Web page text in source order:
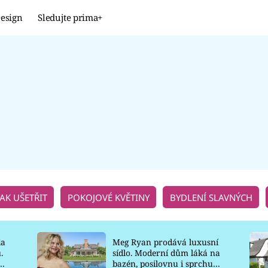
Sledujte prima+
UŠETŘIT POKOJOVÉ KVĚTINY BYDLENÍ SLAVNÝCH
Meg Ryan prodává luxusní
sídlo. Moderní dům láká na
bazén, posilovnu i sprchu